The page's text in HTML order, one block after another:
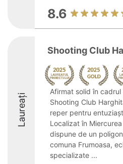
8.6
Laureați
Shooting Club
Afirmat solid în
Shooting Club
reper pentru
Localizat în
dispune de un
comuna Frumoasa,
specializate ...